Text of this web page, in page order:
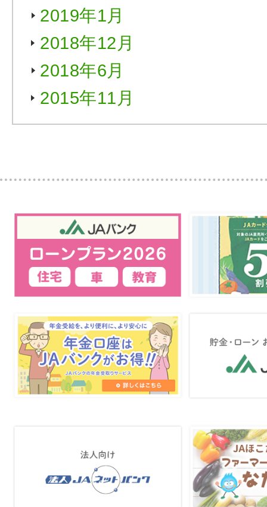
2019年1月
2018年12月
2018年6月
2015年11月